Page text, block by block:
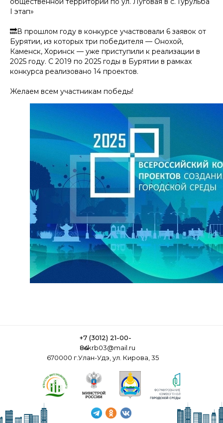
I этап»
🔜В прошлом году в конкурсе участвовали 6 заявок от
Бурятии, из которых три победителя — Онохой,
Каменск, Хоринск — уже приступили к реализации в
2025 году. С 2019 по 2025 годы в Бурятии в рамках
конкурса реализовано 14 проектов.
Желаем всем участникам победы!
+7 (3012) 21-00-
84ckrb03@mail.ru
670000 г.Улан-Удэ, ул. Кирова, 35